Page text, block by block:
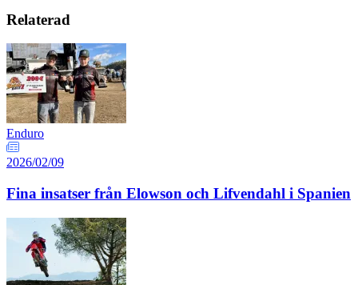
Relaterad
Enduro
2026/02/09
Fina insatser från Elowson och Lifvendahl i Spanien